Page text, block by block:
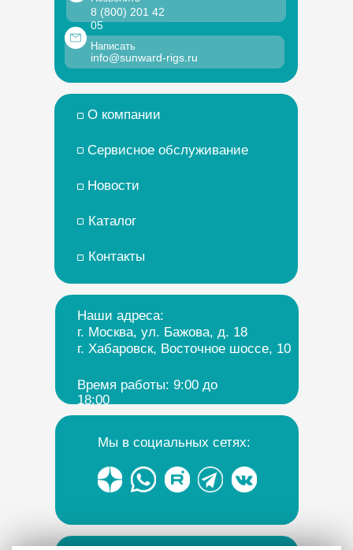
Новости
Контакты
Мы в социальных сетях:
О компании
Каталог
Сервисное обслуживание
Наши адреса:
г. Москва, ул. Бажова, д. 18
г. Хабаровск, Восточное шоссе, 10
Время работы: 9:00 до
18:00
8 (800) 201 42
05
info@sunward-rigs.ru
Написать